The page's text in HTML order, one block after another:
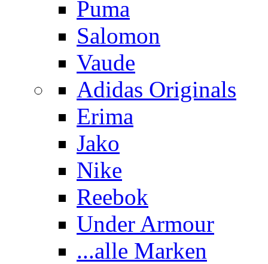
Puma
Salomon
Vaude
Adidas Originals
Erima
Jako
Nike
Reebok
Under Armour
...alle Marken